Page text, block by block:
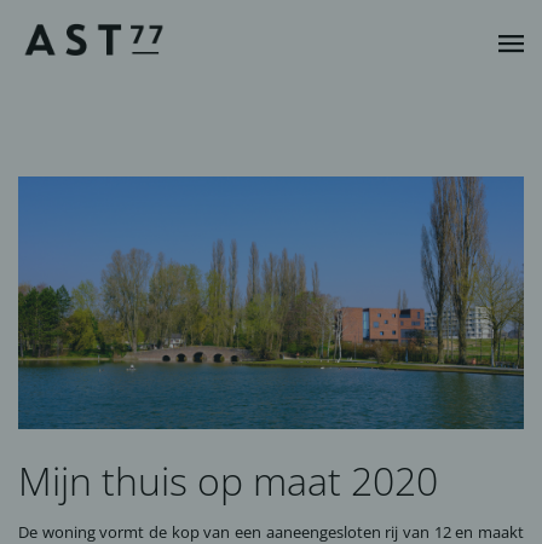
Mijn thuis op maat 2020
De woning vormt de kop van een aaneengesloten rij van 12 en maakt